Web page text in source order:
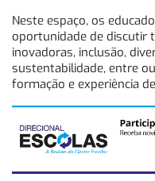
Neste espaço, os
oportunidade de discutir
inovadoras, inclusão,
sustentabilidade, entre
formação e experiência